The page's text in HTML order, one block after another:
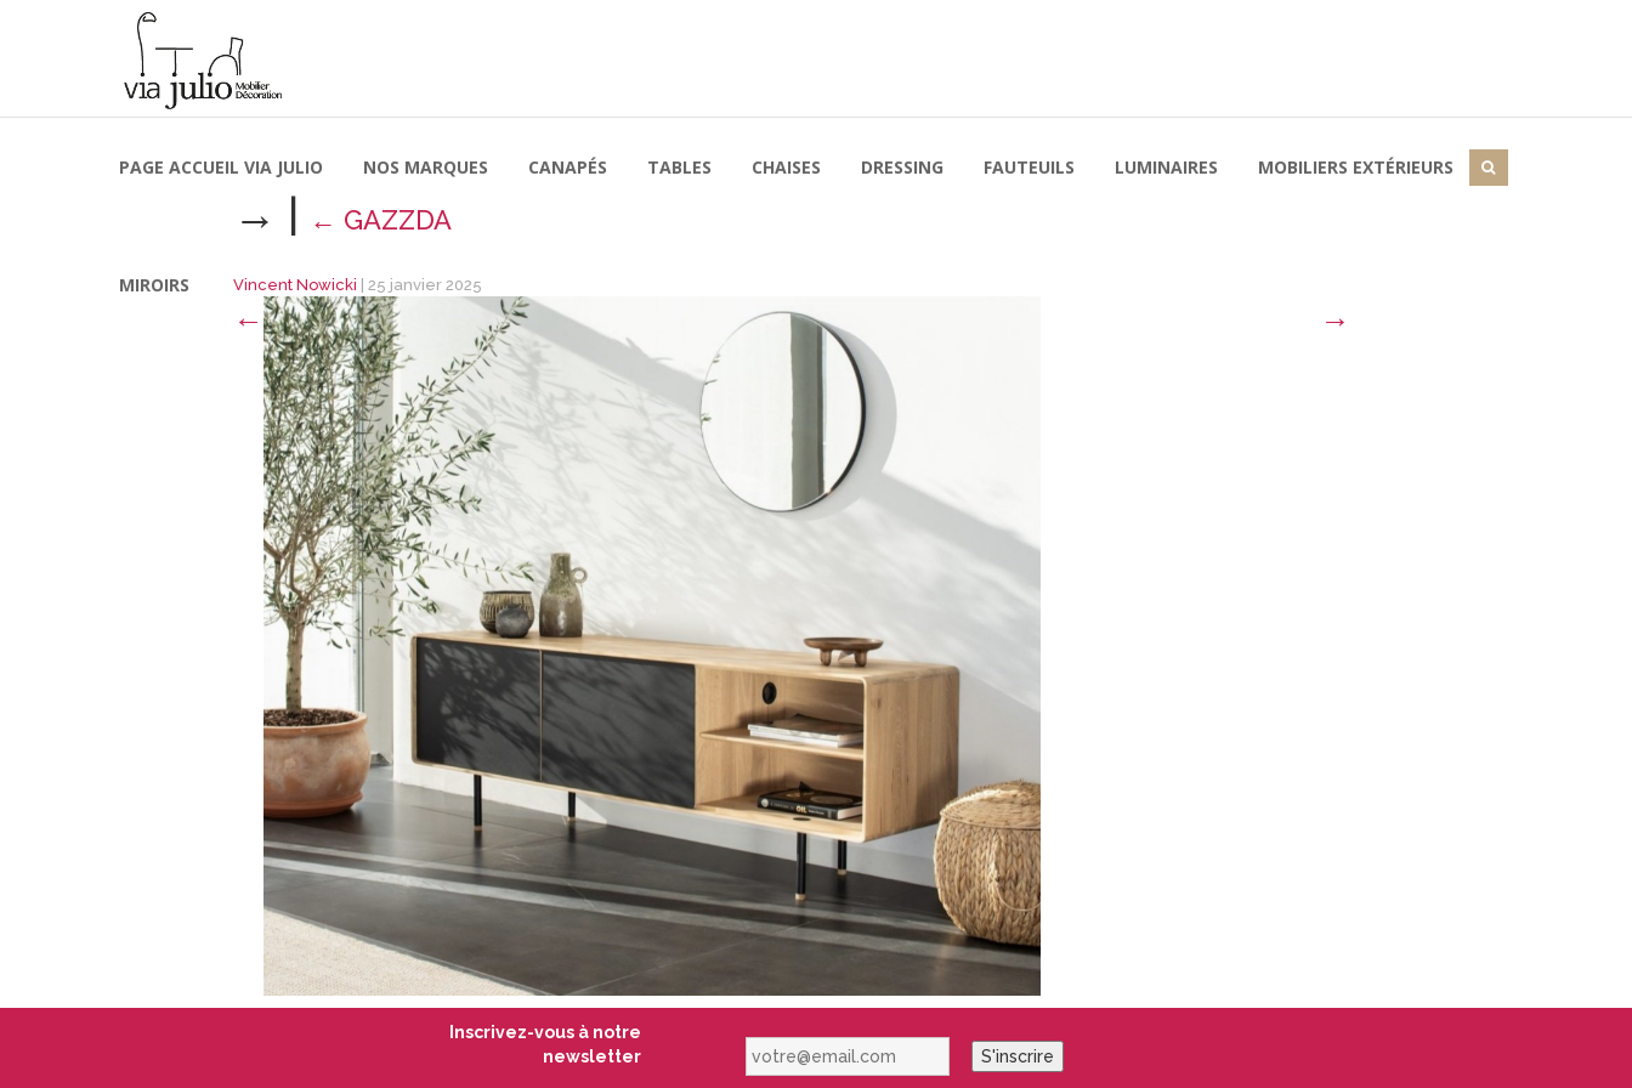
PAGE ACCUEIL VIA JULIO NOS MARQUES CANAPÉS TABLES CHAISES DRESSING FAUTEUILS LUMINAIRES MOBILIERS EXTÉRIEURS
MIROIRS
→ | ← GAZZDA
Vincent Nowicki 25 janvier 2025
← →
Inscrivez-vous à notre
newsletter
votre@email.com S'inscrire